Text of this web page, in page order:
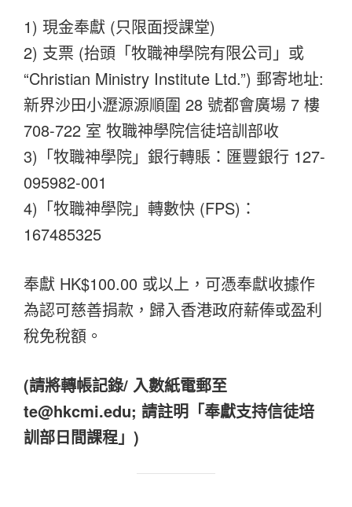
1) 現金奉獻 (只限面授課堂)
2) 支票 (抬頭「牧職神學院有限公司」或
“Christian Ministry Institute Ltd.”) 郵寄地址:
新界沙田小瀝源源順圍 28 號都會廣場 7 樓
708-722 室 牧職神學院信徒培訓部收
3)「牧職神學院」銀行轉賬：匯豐銀行 127-
095982-001
4)「牧職神學院」轉數快 (FPS)：
167485325
奉獻 HK$100.00 或以上，可憑奉獻收據作
為認可慈善捐款，歸入香港政府薪俸或盈利
稅免稅額。
(請將轉帳記錄/ 入數紙電郵至
te@hkcmi.edu; 請註明「奉獻支持信徒培
訓部日間課程」)